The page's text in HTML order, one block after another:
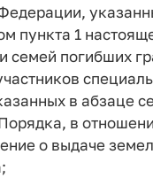
пункта 1
семей погибших
в абзаце
в
о выдаче